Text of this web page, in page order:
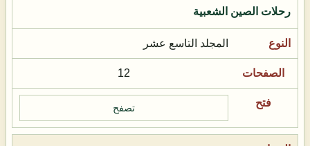
رحلات الصين الشعبية
المجلد التاسع عشر
12
تصفح